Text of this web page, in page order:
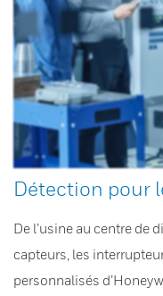
Détection pour
De l’usine au centre de
capteurs, les
personnalisés